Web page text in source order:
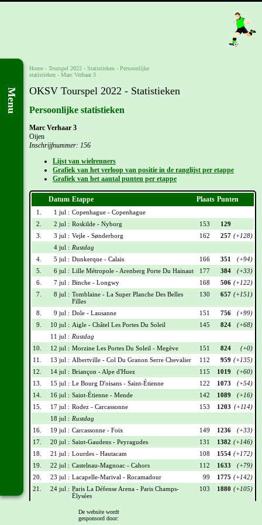
Menu
Home - Tourspel 2022 - Statistieken - Persoonlijke
statistieken - Marc Verhaar 3
OKSV Tourspel 2022 - Statistieken
Persoonlijke statistieken
Marc Verhaar 3
Oijen
Inschrijfnummer: 156
Lijst van wielrenners
Grafiek van het verloop van positie in de ranglijst per etappe
Grafiek van het aantal punten per etappe
Datum Etappe Plaats Punten
1. 1 jul : Copenhague - Copenhague
2.
2 jul : Roskilde - Nyborg 153
129
3.
3 jul : Vejle - Sønderborg 162 257 (+128)
4 jul : Rustdag
4.
5 jul : Dunkerque - Calais 166 351
(+94)
5.
6 jul : Lille Métropole - Arenberg Porte Du Hainaut 177 384
(+33)
6.
7 jul : Binche - Longwy 168 506 (+122)
7.
8 jul : Tomblaine - La Super Planche Des Belles
Filles
130 657 (+151)
8. 9 jul : Dole - Lausanne 151 756
(+99)
9.
10 jul : Aigle - Châtel Les Portes Du Soleil 145 824
(+68)
11 jul : Rustdag
10.
12 jul : Morzine Les Portes Du Soleil - Megève 151 824
(+0)
11.
13 jul : Albertville - Col Du Granon Serre Chevalier 112 959 (+135)
12.
14 jul : Briançon - Alpe d'Huez 115 1019
(+60)
13.
15 jul : Le Bourg D'oisans - Saint-Étienne 122 1073
(+54)
14.
16 jul : Saint-Étienne - Mende 142 1089
(+16)
15.
17 jul : Rodez - Carcassonne 153 1203 (+114)
18 jul : Rustdag
16.
19 jul : Carcassonne - Foix 149 1236
(+33)
17.
20 jul : Saint-Gaudens - Peyragudes 131 1382 (+146)
18.
21 jul : Lourdes - Hautacam 108 1554 (+172)
19.
22 jul : Castelnau-Magnoac - Cahors 112 1633
(+79)
20.
23 jul : Lacapelle-Marival - Rocamadour 99 1775 (+142)
21.
24 jul : Paris La Défense Arena - Paris Champs-
Élysées
103 1880 (+105)
Wielrennerslijst
De website wordt
gesponsord door: